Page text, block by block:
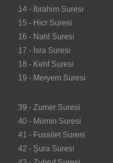
14 - İbrahim Suresi
15 - Hicr Suresi
16 - Nahl Suresi
17 - İsra Suresi
18 - Kehf Suresi
19 - Meryem Suresi
39 - Zumer Suresi
40 - Mümin Suresi
41 - Fussilet Suresi
42 - Şura Suresi